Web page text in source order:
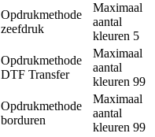
Opdrukmethode
zeefdruk
Maximaal
aantal
kleuren 5
Opdrukmethode
DTF Transfer
Maximaal
aantal
kleuren 99
Opdrukmethode
borduren
Maximaal
aantal
kleuren 99